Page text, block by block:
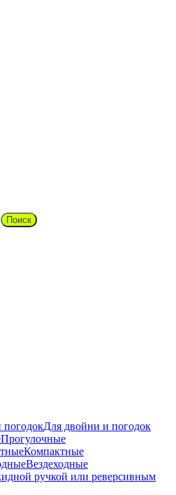
Поиск
Для двойни и погодок
Прогулочные
Компактные
Вездеходные